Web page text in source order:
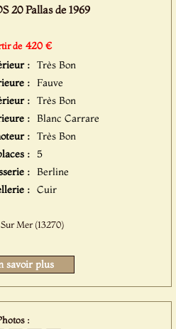
20 Pallas de 1969
de 420 €
: Très Bon
: Fauve
: Très Bon
: Blanc Carrare
: Très Bon
: 5
: Berline
: Cuir
Mer (13270)
savoir plus
: